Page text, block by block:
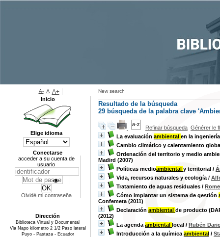
New search
Resultado de la búsqueda
29 búsqueda de la palabra clave
Refinar búsqueda Générer le
La evaluación ambiental en la
Cambio climático y calentamiento
Ordenación del territorio y medio
Madird (2007)
Políticas medioambiental y territorial /
Vida, recursos naturales y ecología /
Tratamiento de aguas residuales /
Cómo implantar un sistema de gestión
Confemeta (2011)
Declaración ambiental de producto
(2012)
La agenda ambiental local / Rubén
Introducción a la química ambiental /
A- A A+
Inicio
Elige idioma
Conectarse
acceder a su cuenta de
usuario
Olvidé mi contraseña
Dirección
Biblioteca Virtual y Documental
Via Napo kilometro 2 1/2 Paso lateral
Puyo - Pastaza - Ecuador